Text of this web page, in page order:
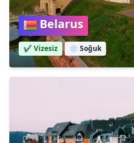
Belarus
✔️ Vizesiz ❄️ Soğuk